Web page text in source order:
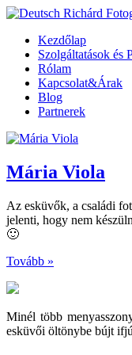
Kezdőlap
Szolgáltatások és
Rólam
Kapcsolat&Árak
Blog
Partnerek
Mária Viola
Az esküvők, a családi
jelenti, hogy nem
🙂
Tovább »
Minél több
esküvői öltönybe bújt